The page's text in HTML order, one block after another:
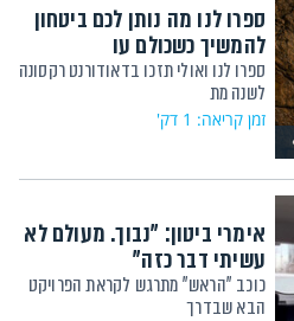
ספרו לנו מה נותן לכם ביטחון
להמשיך כשכולם עו
ספרו לנו ואולי תזכו בדאודורנט רקסונה
לשנה מת
זמן קריאה: 1 דק'
אימרי ביטון: "נבוך. מעולם לא
עשיתי דבר כזה"
כוכב "הראש" מתרגש לקראת הפרויקט
הבא שבדרך